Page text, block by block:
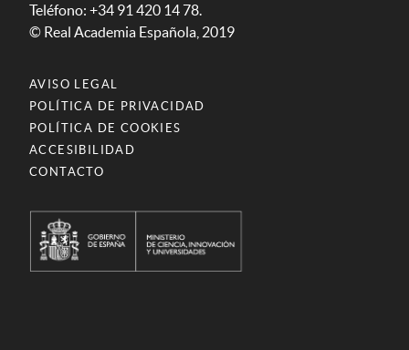
Teléfono: +34 91 420 14 78.
© Real Academia Española, 2019
AVISO LEGAL
POLÍTICA DE PRIVACIDAD
POLÍTICA DE COOKIES
ACCESIBILIDAD
CONTACTO